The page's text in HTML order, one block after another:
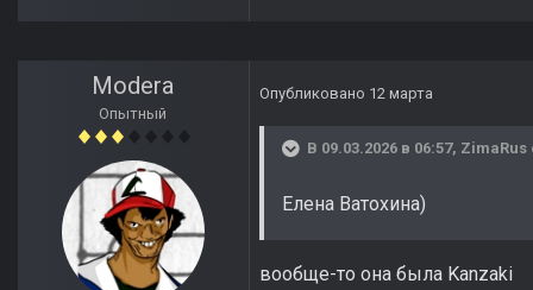
Modera
Опытный
Опубликовано 12 марта
В 09.03.2026 в 06:57, ZimaRus
Елена Ватохина)
вообще-то она была Kanzaki